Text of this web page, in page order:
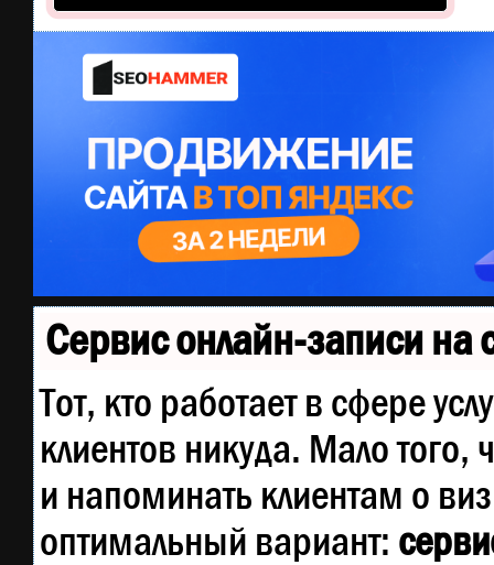
Сервис онлайн-записи на
Тот, кто работает в сфере
клиентов никуда. Мало того,
и напоминать клиентам о
оптимальный вариант: